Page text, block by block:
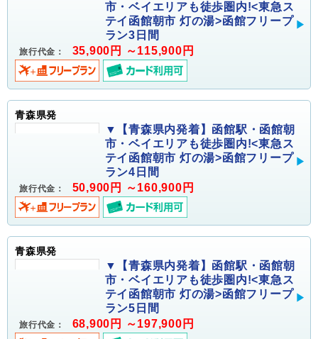
市・ベイエリアも徒歩圏内!<東急ス
テイ函館朝市 灯の湯>函館フリープ
ラン3日間
旅行代金： 35,900円 ～115,900円
青森県発
▼【青森県内発着】函館駅・函館朝
市・ベイエリアも徒歩圏内!<東急ス
テイ函館朝市 灯の湯>函館フリープ
ラン4日間
旅行代金： 50,900円 ～160,900円
青森県発
▼【青森県内発着】函館駅・函館朝
市・ベイエリアも徒歩圏内!<東急ス
テイ函館朝市 灯の湯>函館フリープ
ラン5日間
旅行代金： 68,900円 ～197,900円